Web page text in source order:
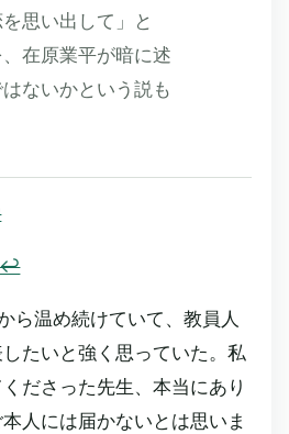
思い出して」と
在原業平が暗に述
ないかという説も
↩︎
ら温め続けていて、教員人
たいと強く思っていた。私
ださった先生、本当にあり
人には届かないとは思いま